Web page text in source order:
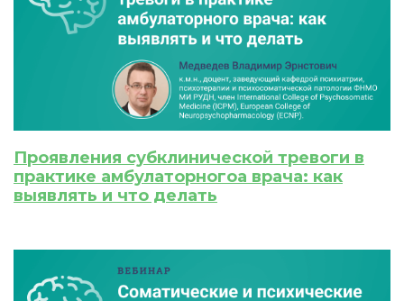
Проявления субклинической тревоги в
практике амбулаторногоa врача: как
выявлять и что делать